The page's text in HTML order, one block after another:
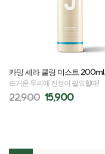
카밍 세라 쿨링 미스트 200ml
뜨거운 두피에 진정이 필요할때!
22,900 15,900